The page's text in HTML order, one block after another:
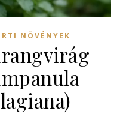
NÖVÉNYEK